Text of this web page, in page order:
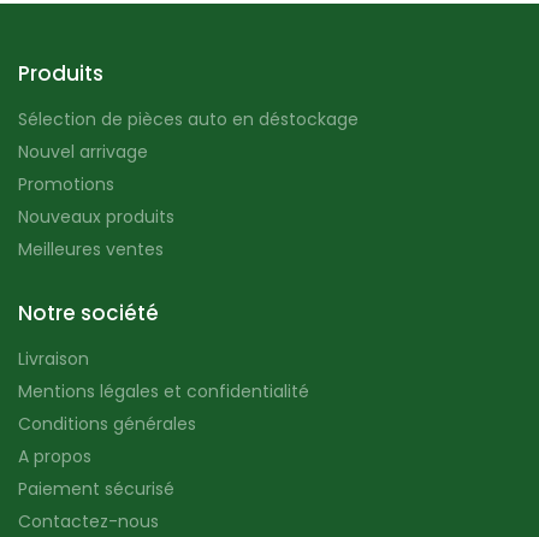
Produits
Sélection de pièces auto en déstockage
Nouvel arrivage
Promotions
Nouveaux produits
Meilleures ventes
Notre société
Livraison
Mentions légales et confidentialité
Conditions générales
A propos
Paiement sécurisé
Contactez-nous